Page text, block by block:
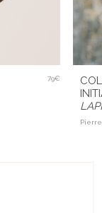
79€